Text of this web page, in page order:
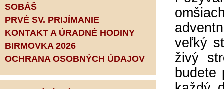
SOBÁŠ
PRVÉ SV. PRIJÍMANIE
KONTAKT A ÚRADNÉ HODINY
BIRMOVKA 2026
OCHRANA OSOBNÝCH ÚDAJOV
veľký
živý
budete